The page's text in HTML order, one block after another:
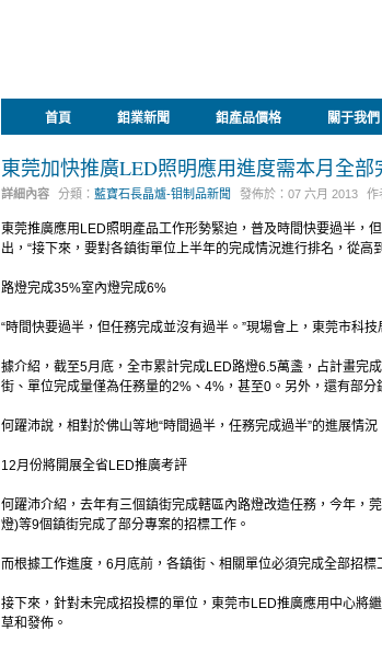
首頁 鉬業新聞 鉬產品價格 關于我們
東莞加快推廣LED照明應用進度需本月全部
詳細內容 分類： 藍寶石長晶爐-钼制品新聞 發佈於： 07 六月 2013 作
東莞推廣應用LED照明產品工作形勢緊迫，普及時間快要過半，
出，“接下來，要對各鎮街單位上半年的完成情況進行排名，從高
路燈完成35%室內燈完成6%
“時間快要過半，但任務完成並沒有過半。”現場會上，東莞市科
據介紹，截至5月底，全市累計完成LED路燈6.5萬盞，占計畫完
街、單位完成量僅為任務量的2%、4%，甚至0。另外，還有部分
何躍沛說，相對於佛山等地“時間過半，任務完成過半”的進展情
12月份將開展全省LED推廣考評
何躍沛介紹，去年有三個鎮街完成轄區內路燈改造任務，今年，
燈)等9個鎮街完成了部分專案的招標工作。
而根據工作進度，6月底前，各鎮街、相關單位必須完成全部招
接下來，針對未完成招投標的單位，東莞市LED推廣應用中心將
草和發佈。